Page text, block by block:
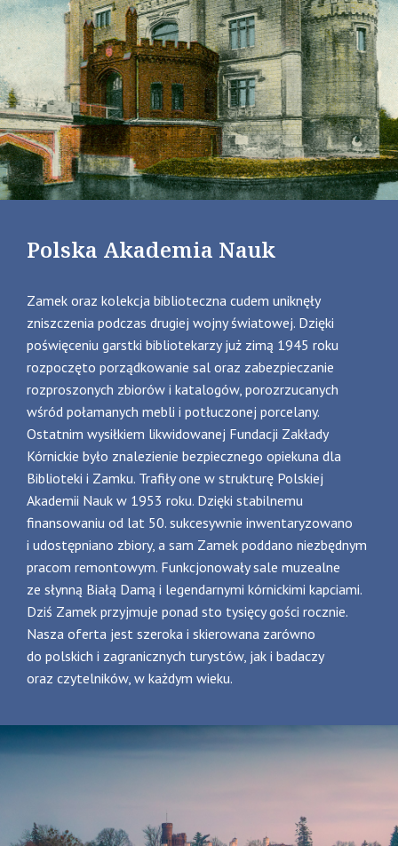
Polska Akademia Nauk
Zamek oraz kolekcja biblioteczna cudem uniknęły
zniszczenia podczas drugiej wojny światowej. Dzięki
poświęceniu garstki bibliotekarzy już zimą 1945 roku
rozpoczęto porządkowanie sal oraz zabezpieczanie
rozproszonych zbiorów i katalogów, porozrzucanych
wśród połamanych mebli i potłuczonej porcelany.
Ostatnim wysiłkiem likwidowanej Fundacji Zakłady
Kórnickie było znalezienie bezpiecznego opiekuna dla
Biblioteki i Zamku. Trafiły one w strukturę Polskiej
Akademii Nauk w 1953 roku. Dzięki stabilnemu
finansowaniu od lat 50. sukcesywnie inwentaryzowano
i udostępniano zbiory, a sam Zamek poddano niezbędnym
pracom remontowym. Funkcjonowały sale muzealne
ze słynną Białą Damą i legendarnymi kórnickimi kapciami.
Dziś Zamek przyjmuje ponad sto tysięcy gości rocznie.
Nasza oferta jest szeroka i skierowana zarówno
do polskich i zagranicznych turystów, jak i badaczy
oraz czytelników, w każdym wieku.